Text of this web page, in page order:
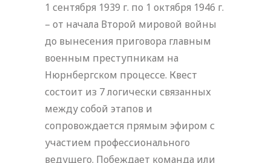
1 сентября 1939 г. по 1 октября 1946 г.
– от начала Второй мировой войны
до вынесения приговора главным
военным преступникам на
Нюрнбергском процессе. Квест
состоит из 7 логически связанных
между собой этапов и
сопровождается прямым эфиром с
участием профессионального
ведущего. Побеждает команда или